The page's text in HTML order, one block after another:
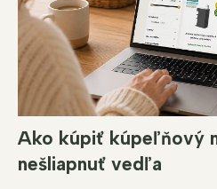
Ako kúpiť kúpeľňový
nešliapnuť vedľa